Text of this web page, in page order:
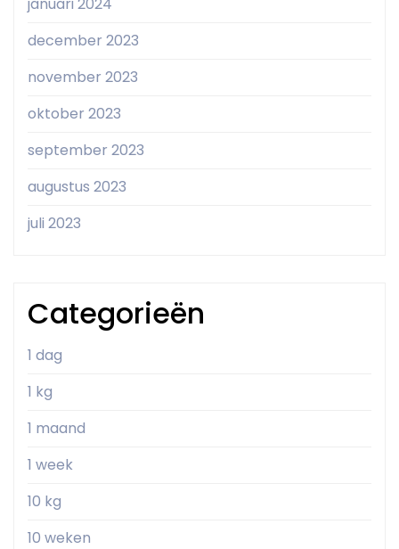
december 2023
november 2023
oktober 2023
september 2023
augustus 2023
juli 2023
Categorieën
1 dag
1 kg
1 maand
1 week
10 kg
10 weken